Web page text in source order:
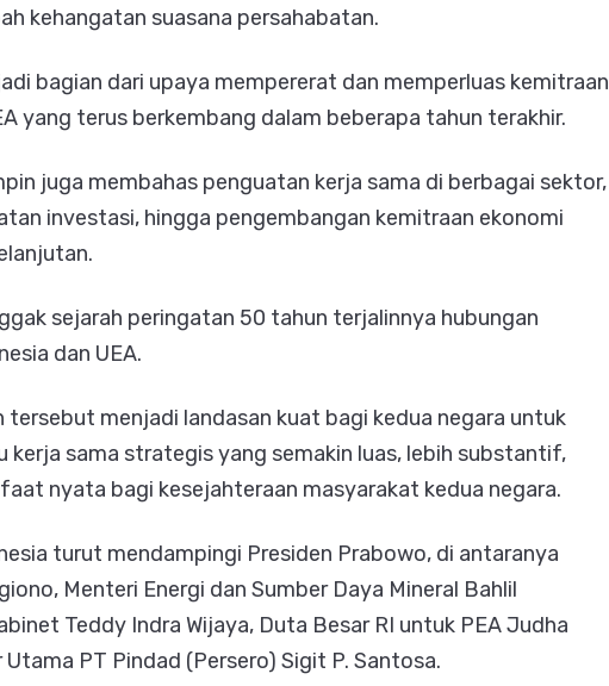
kehangatan suasana persahabatan.
bagian dari upaya mempererat dan memperluas kemitraan
yang terus berkembang dalam beberapa tahun terakhir.
juga membahas penguatan kerja sama di berbagai sektor,
investasi, hingga pengembangan kemitraan ekonomi
sejarah peringatan 50 tahun terjalinnya hubungan
dan UEA.
tersebut menjadi landasan kuat bagi kedua negara untuk
kerja sama strategis yang semakin luas, lebih substantif,
nyata bagi kesejahteraan masyarakat kedua negara.
turut mendampingi Presiden Prabowo, di antaranya
Menteri Energi dan Sumber Daya Mineral Bahlil
Teddy Indra Wijaya, Duta Besar RI untuk PEA Judha
PT Pindad (Persero) Sigit P. Santosa.